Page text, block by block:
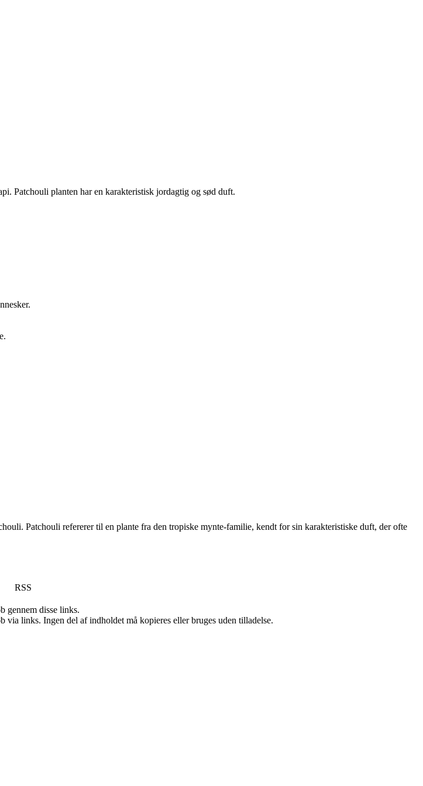
Patchouli planten har en karakteristisk jordagtig og sød duft.
Patchouli refererer til en plante fra den tropiske mynte-familie, kendt for sin karakteristiske duft, der ofte
RSS
gennem disse links.
links. Ingen del af indholdet må kopieres eller bruges uden tilladelse.